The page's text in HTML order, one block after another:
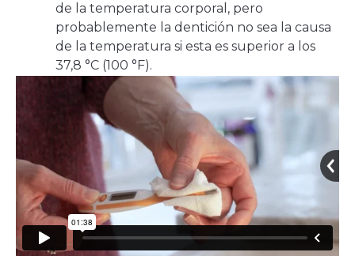
de la temperatura corporal, pero
probablemente la dentición no sea la causa
de la temperatura si esta es superior a los
37,8 °C (100 °F).